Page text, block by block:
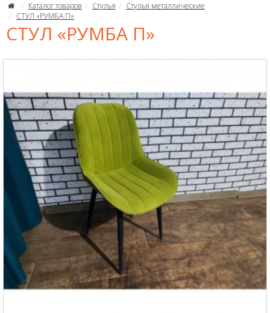
Каталог товаров Стулья
Стулья металлические
СТУЛ «РУМБА П»
СТУЛ «РУМБА П»